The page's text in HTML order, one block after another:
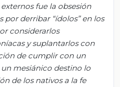
fue la obsesión
por derribar “ídolos” en los
considerarlos
y suplantarlos con
de cumplir con un
mesiánico destino lo
de los nativos a la fe